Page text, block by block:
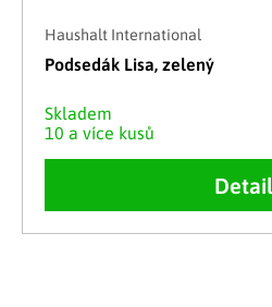
Haushalt International
Podsedák Lisa, zelený
Skladem
10 a více kusů
Detail